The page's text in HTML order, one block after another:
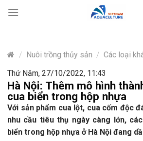
content
/ Nuôi trồng thủy sản / Các loại
Thứ Năm, 27/10/2022, 11:43
Hà Nội: Thêm mô hình
cua biển trong hộp nhựa
Với sản phẩm cua lột, cua cốm độc
nhu cầu tiêu thụ ngày càng lớn,
biển trong hộp nhựa ở Hà Nội đang